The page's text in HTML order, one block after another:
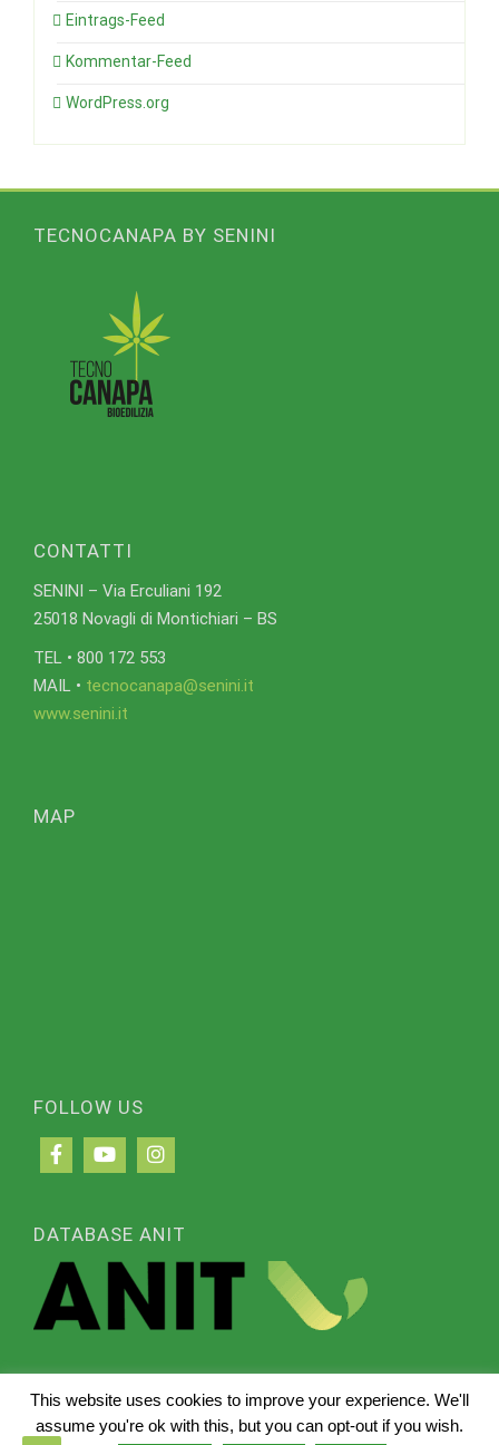
Eintrags-Feed
Kommentar-Feed
WordPress.org
TECNOCANAPA BY SENINI
CONTATTI
SENINI – Via Erculiani 192
25018 Novagli di Montichiari – BS
TEL • 800 172 553
MAIL • tecnocanapa@senini.it
www.senini.it
MAP
FOLLOW US
DATABASE ANIT
© 2024 Senini Srl - P. IVA n°03667390987
Terms of Use - Privacy Policy- Site Map
This website uses cookies to improve your experience. We'll
assume you're ok with this, but you can opt-out if you wish.